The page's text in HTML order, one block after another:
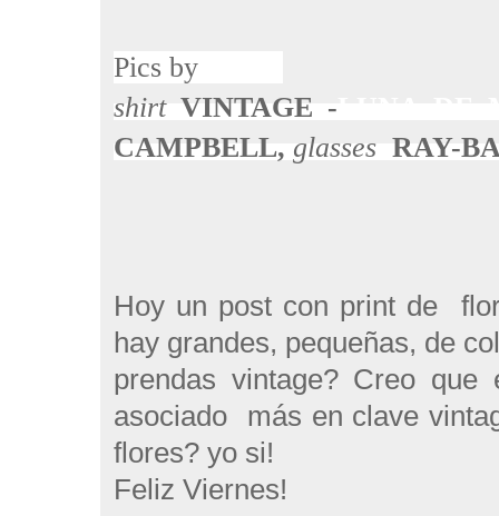
Pics by
shirtVINTAGE -
CAMPBELL, glasses RAY-
Hoy un post con print de
hay grandes, pequeñas, de
prendas vintage? Creo
asociado más en clave
flores? yo si!
Feliz Viernes!